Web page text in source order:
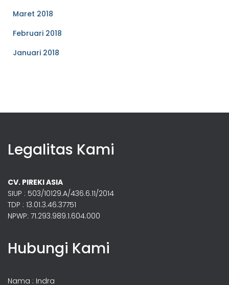
Maret 2018
Februari 2018
Januari 2018
Legalitas Kami
CV. PIREKI ASIA
SIUP : 503/10129.A/436.6.11/2014
TDP : 13.01.3.46.37751
NPWP: 71.293.989.1.604.000
Hubungi Kami
Nama : Indra